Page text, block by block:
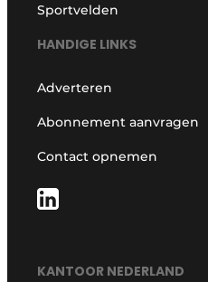
Sportvelden
HANDIGE LINKS
Adverteren
Abonnement aanvragen
Contact opnemen
KANTOOR NEDERLAND